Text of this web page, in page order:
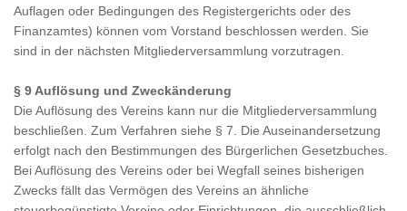
Auflagen oder Bedingungen des Registergerichts oder des
Finanzamtes) können vom Vorstand beschlossen werden. Sie
sind in der nächsten Mitgliederversammlung vorzutragen.
§ 9 Auflösung und Zweckänderung
Die Auflösung des Vereins kann nur die Mitgliederversammlung
beschließen. Zum Verfahren siehe § 7. Die Auseinandersetzung
erfolgt nach den Bestimmungen des Bürgerlichen Gesetzbuches.
Bei Auflösung des Vereins oder bei Wegfall seines bisherigen
Zwecks fällt das Vermögen des Vereins an ähnliche